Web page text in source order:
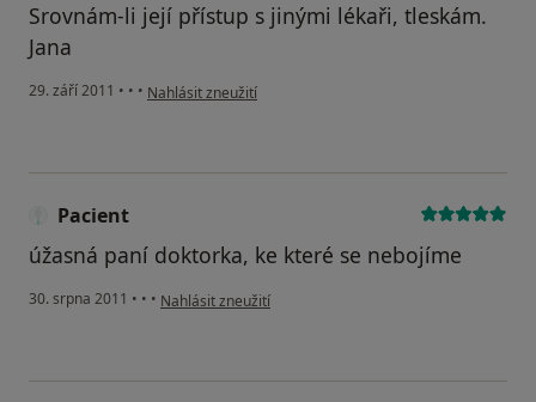
Srovnám-li její přístup s jinými lékaři, tleskám.
Jana
29. září 2011 • • • podle názoru uživatele Pacient
Nahlásit zneužití
Pacient
úžasná paní doktorka, ke které se nebojíme
30. srpna 2011 • • • podle názoru uživatele Pacient
Nahlásit zneužití